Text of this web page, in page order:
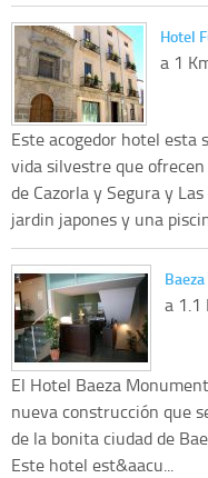
Hotel
a 1
Este acogedor hotel esta
vida silvestre que
de Cazorla y Segura y
jardin japones y una
a 1.1
El Hotel Baeza
nueva construcción que
de la bonita ciudad de
Este hotel est&aacu...